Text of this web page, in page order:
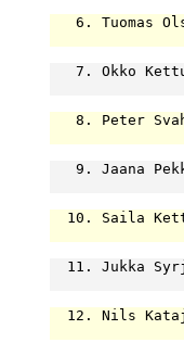
6. Tuomas
7. Okko
8. Peter
9. Jaana
10. Saila
11. Jukka
12. Nils